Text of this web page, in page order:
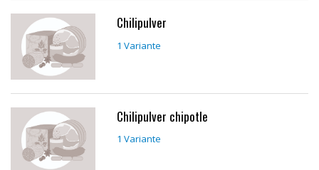
Chilipulver
1 Variante
Chilipulver chipotle
1 Variante